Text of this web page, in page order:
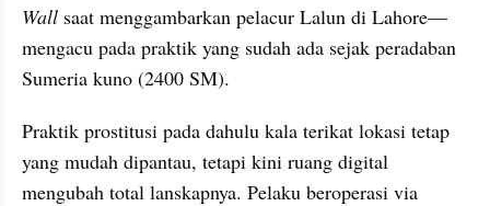
Wall saat menggambarkan pelacur Lalun di Lahore—
mengacu pada praktik yang sudah ada sejak peradaban
Sumeria kuno (2400 SM).
Praktik prostitusi pada dahulu kala terikat lokasi tetap
yang mudah dipantau, tetapi kini ruang digital
mengubah total lanskapnya. Pelaku beroperasi via